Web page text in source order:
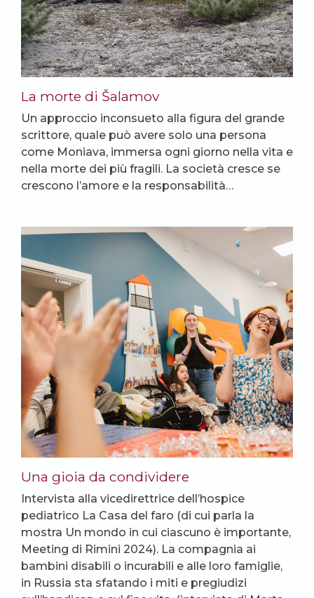
La morte di Šalamov
Un approccio inconsueto alla figura del grande
scrittore, quale può avere solo una persona
come Moniava, immersa ogni giorno nella vita e
nella morte dei più fragili. La società cresce se
crescono l’amore e la responsabilità…
Una gioia da condividere
Intervista alla vicedirettrice dell’hospice
pediatrico La Casa del faro (di cui parla la
mostra Un mondo in cui ciascuno è importante,
Meeting di Rimini 2024). La compagnia ai
bambini disabili o incurabili e alle loro famiglie,
in Russia sta sfatando i miti e pregiudizi